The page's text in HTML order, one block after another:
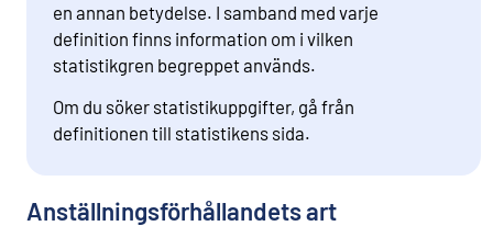
en annan betydelse. I samband med varje
definition finns information om i vilken
statistikgren begreppet används.
Om du söker statistikuppgifter, gå från
definitionen till statistikens sida.
Anställningsförhållandets art